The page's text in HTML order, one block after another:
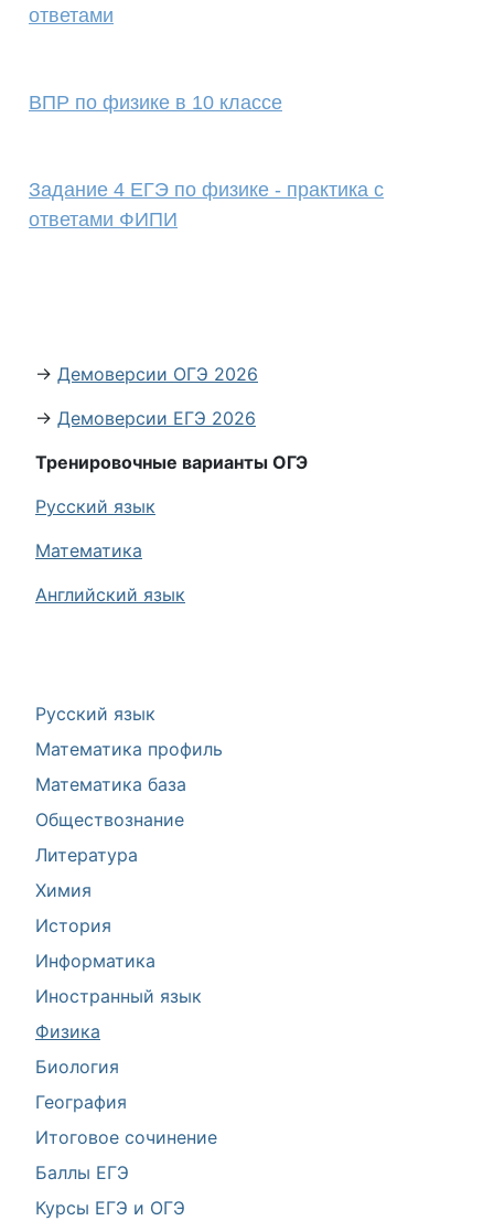
Русский язык
Математика профиль
Математика база
Обществознание
Литература
Химия
История
Информатика
Иностранный язык
Физика
Биология
География
Итоговое сочинение
Баллы ЕГЭ
Курсы ЕГЭ и ОГЭ
ответами
ВПР по физике в 10 классе
Задание 4 ЕГЭ по физике - практика с
ответами ФИПИ
→ Демоверсии ОГЭ 2026
→ Демоверсии ЕГЭ 2026
Тренировочные варианты ОГЭ
Русский язык
Математика
Английский язык